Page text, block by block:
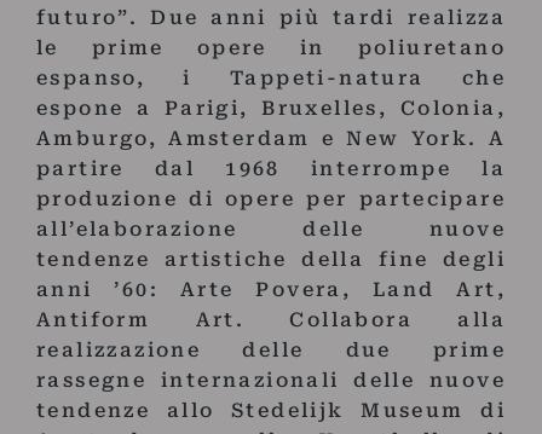
futuro”. Due anni più tardi realizza
le prime opere in poliuretano
espanso, i Tappeti-natura che
espone a Parigi, Bruxelles, Colonia,
Amburgo, Amsterdam e New York. A
partire dal 1968 interrompe la
produzione di opere per partecipare
all’elaborazione delle nuove
tendenze artistiche della fine degli
anni ’60: Arte Povera, Land Art,
Antiform Art. Collabora alla
realizzazione delle due prime
rassegne internazionali delle nuove
tendenze allo Stedelijk Museum di